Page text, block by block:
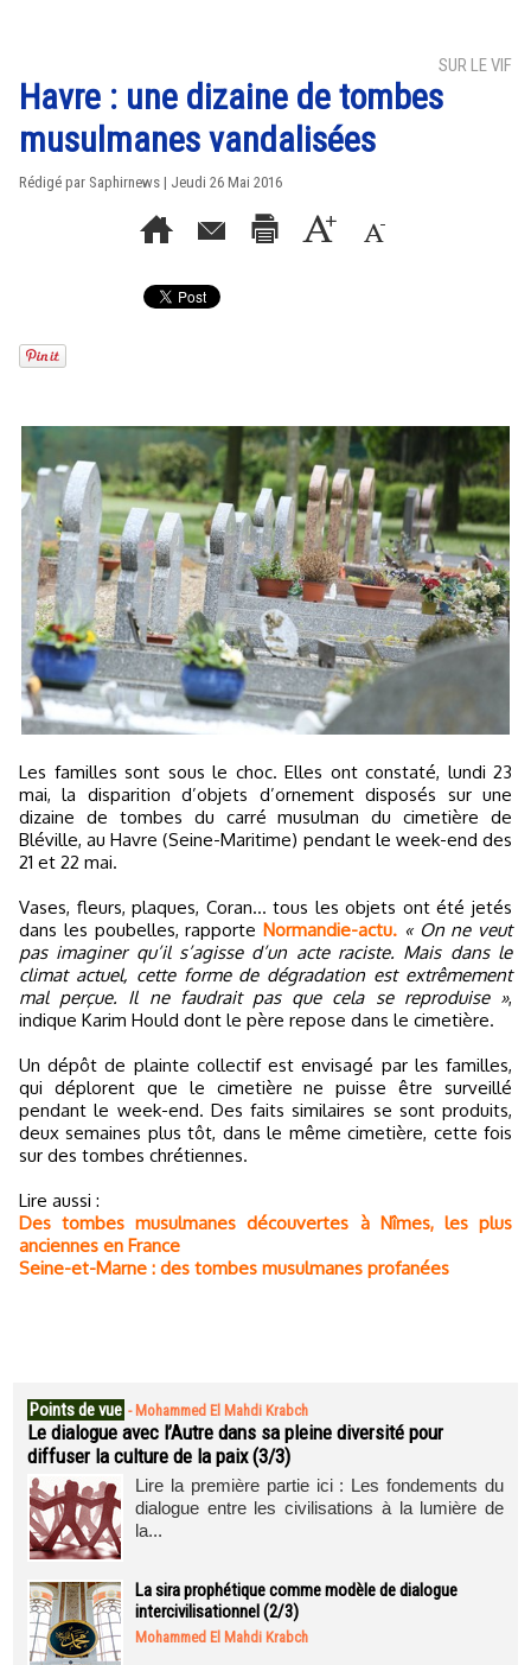
SUR LE VIF
Havre : une dizaine de tombes
musulmanes vandalisées
Rédigé par Saphirnews | Jeudi 26 Mai 2016
Les familles sont sous le choc. Elles ont constaté, lundi 23
mai, la disparition d’objets d’ornement disposés sur une
dizaine de tombes du carré musulman du cimetière de
Bléville, au Havre (Seine-Maritime) pendant le week-end des
21 et 22 mai.
Vases, fleurs, plaques, Coran… tous les objets ont été jetés
dans les poubelles, rapporte Normandie-actu. « On ne veut
pas imaginer qu’il s’agisse d’un acte raciste. Mais dans le
climat actuel, cette forme de dégradation est extrêmement
mal perçue. Il ne faudrait pas que cela se reproduise »,
indique Karim Hould dont le père repose dans le cimetière.
Un dépôt de plainte collectif est envisagé par les familles,
qui déplorent que le cimetière ne puisse être surveillé
pendant le week-end. Des faits similaires se sont produits,
deux semaines plus tôt, dans le même cimetière, cette fois
sur des tombes chrétiennes.
Lire aussi :
Des tombes musulmanes découvertes à Nîmes, les plus
anciennes en France
Seine-et-Marne : des tombes musulmanes profanées
Points de vue - Mohammed El Mahdi Krabch
Le dialogue avec l’Autre dans sa pleine diversité pour
diffuser la culture de la paix (3/3)
Lire la première partie ici : Les fondements du
dialogue entre les civilisations à la lumière de
la...
La sira prophétique comme modèle de dialogue
intercivilisationnel (2/3)
Mohammed El Mahdi Krabch